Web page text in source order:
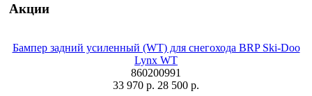
Акции
Бампер задний усиленный (WT) для снегохода BRP Ski-Doo
Lynx WT
860200991
33 970 р. 28 500 р.